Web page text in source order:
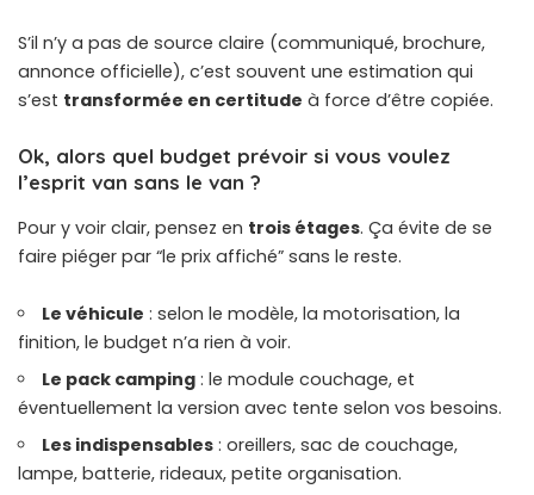
S’il n’y a pas de source claire (communiqué, brochure,
annonce officielle), c’est souvent une estimation qui
s’est transformée en certitude à force d’être copiée.
Ok, alors quel budget prévoir si vous voulez
l’esprit van sans le van ?
Pour y voir clair, pensez en trois étages. Ça évite de se
faire piéger par “le prix affiché” sans le reste.
Le véhicule : selon le modèle, la motorisation, la
finition, le budget n’a rien à voir.
Le pack camping : le module couchage, et
éventuellement la version avec tente selon vos besoins.
Les indispensables : oreillers, sac de couchage,
lampe, batterie, rideaux, petite organisation.